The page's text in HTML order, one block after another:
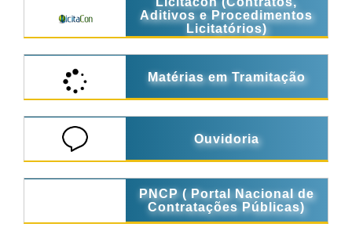
Aditivos e Procedimentos
Licitatórios)
Matérias em Tramitação
Ouvidoria
PNCP ( Portal Nacional de
Contratações Públicas)